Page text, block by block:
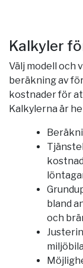
Kalkyler
Välj modell och
beräkning av
kostnader för
Kalkylerna är
bland
och